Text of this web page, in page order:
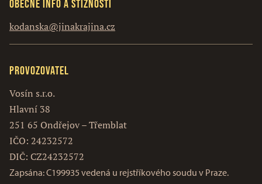
Obecné info a stížnosti
kodanska@jinakrajina.cz
Provozovatel
Vosín s.r.o.
Hlavní 38
251 65 Ondřejov – Třemblat
IČO: 24232572
DIČ: CZ24232572
Zapsána: C199935 vedená u rejstříkového soudu v Praze.